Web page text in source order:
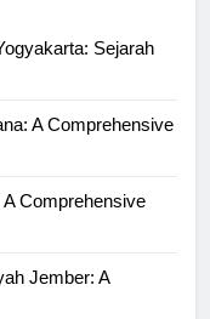
Sejarah
A Comprehensive
Comprehensive
Jember: A